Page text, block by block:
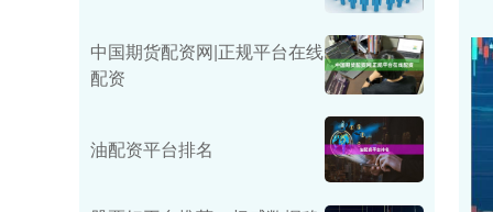
中国期货配资网|正规平台在线
配资
油配资平台排名